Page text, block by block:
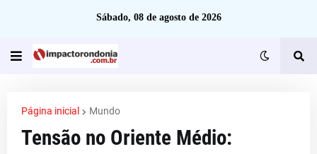
Sábado, 08 de agosto de 2026
Página inicial Mundo
Tensão no Oriente Médio: